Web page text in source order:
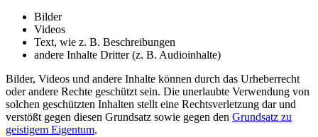
Bilder
Videos
Text, wie z. B. Beschreibungen
andere Inhalte Dritter (z. B. Audioinhalte)
Bilder, Videos und andere Inhalte können durch das Urheberrecht
oder andere Rechte geschützt sein. Die unerlaubte Verwendung von
solchen geschützten Inhalten stellt eine Rechtsverletzung dar und
verstößt gegen diesen Grundsatz sowie gegen den Grundsatz zu
geistigem Eigentum.